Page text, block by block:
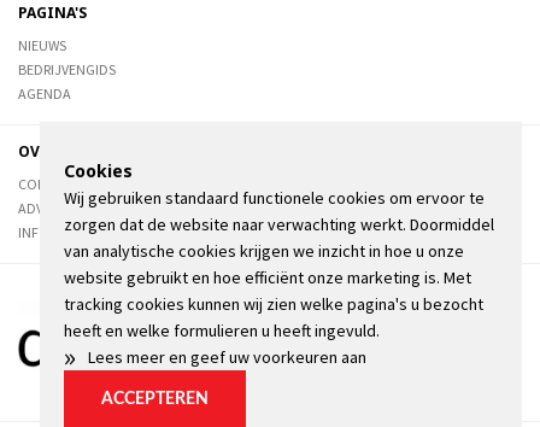
PAGINA'S
NIEUWS
BEDRIJVENGIDS
AGENDA
OVER DE STIENSER
CONTACT
ADVERTEREN
INFORMATIE
Cookies
Wij gebruiken standaard functionele cookies om ervoor te
zorgen dat de website naar verwachting werkt. Doormiddel
van analytische cookies krijgen we inzicht in hoe u onze
website gebruikt en hoe efficiënt onze marketing is. Met
tracking cookies kunnen wij zien welke pagina's u bezocht
heeft en welke formulieren u heeft ingevuld.
» Lees meer en geef uw voorkeuren aan
ACCEPTEREN